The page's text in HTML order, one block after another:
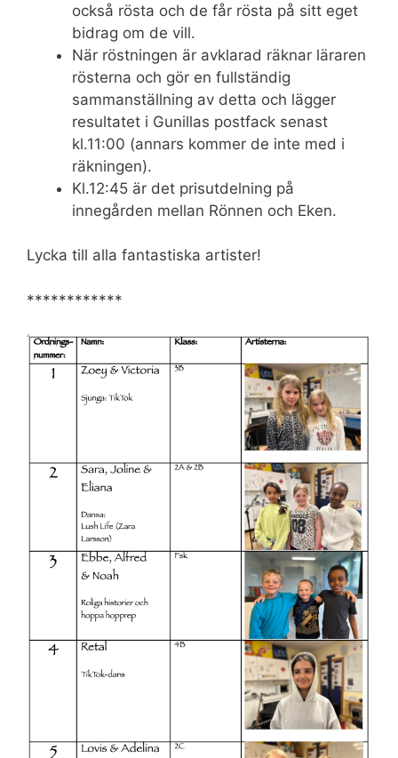
också rösta och de får rösta på sitt eget
bidrag om de vill.
När röstningen är avklarad räknar läraren
rösterna och gör en fullständig
sammanställning av detta och lägger
resultatet i Gunillas postfack senast
kl.11:00 (annars kommer de inte med i
räkningen).
Kl.12:45 är det prisutdelning på
innegården mellan Rönnen och Eken.
Lycka till alla fantastiska artister!
************